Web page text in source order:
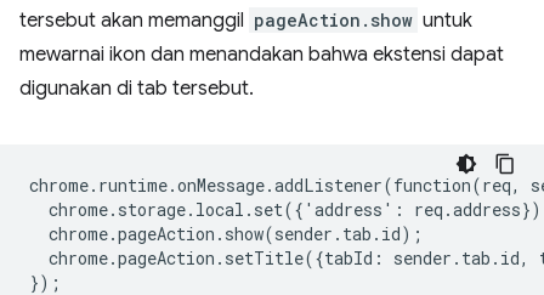
tersebut akan memanggil pageAction.show untuk
mewarnai ikon dan menandakan bahwa ekstensi dapat
digunakan di tab tersebut.
chrome. runtime.onMessage.addListener(function(req,
chrome. storage. local . set({ ' address ' : req .address})
chrome.pageAction . show(sender . tab . id);
chrome.pageAction . setTitle({tabId : sender . tab . id,
});